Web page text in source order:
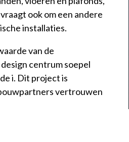
ook om een andere
installaties.
van de
centrum soepel
i. Dit project is
vertrouwen